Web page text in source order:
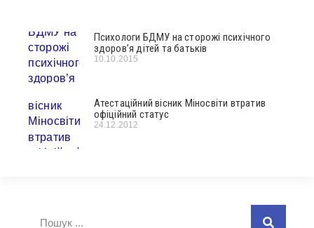
Психологи БДМУ на сторожі психічного
здоров’я дітей та батьків
10.10.2015
Атестаційний вісник Міносвіти втратив
офіційний статус
24.12.2012